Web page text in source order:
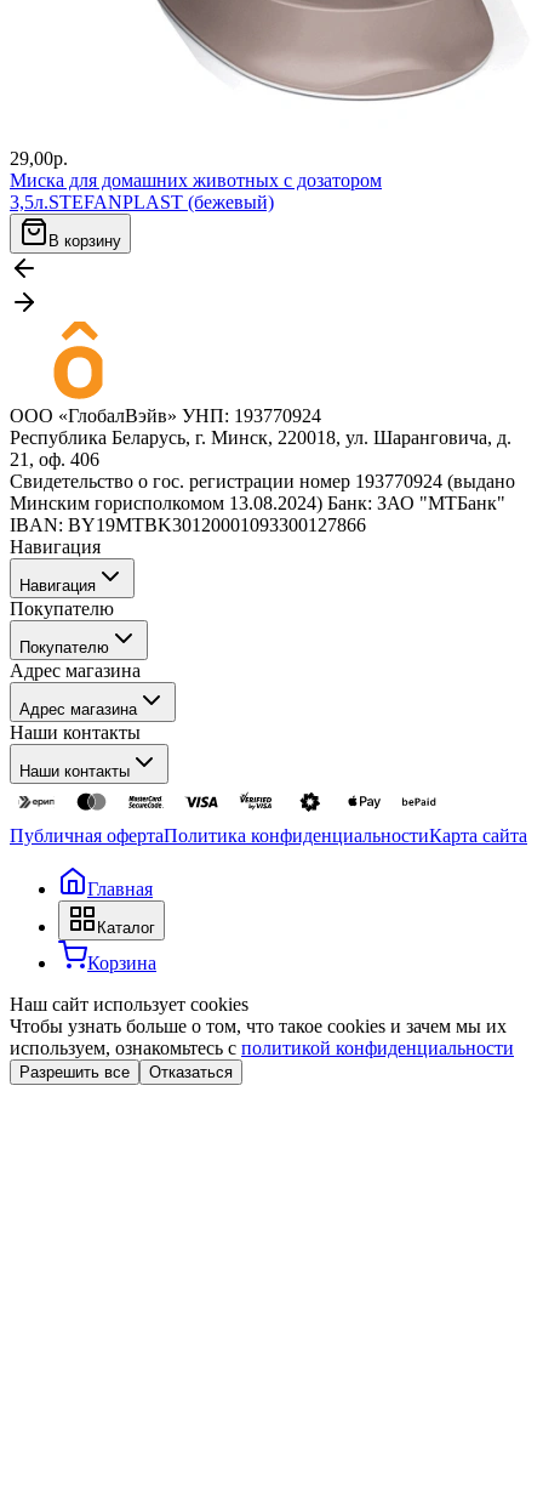
29,00р.
Миска для домашних животных с дозатором
3,5л.STEFANPLAST (бежевый)
В корзину
ООО «ГлобалВэйв» УНП: 193770924
Республика Беларусь, г. Минск, 220018, ул. Шаранговича, д.
21, оф. 406
Свидетельство о гос. регистрации номер 193770924 (выдано
Минским горисполкомом 13.08.2024) Банк: ЗАО "МТБанк"
IBAN: BY19MTBK30120001093300127866
Навигация
Навигация
Каталог
О компании
Стать партнером
Новости
Акции
Покупателю
Покупателю
Как сделать заказ
Оплата
Доставка и самовывоз
Оптовым покупателям
Обмен и возврат товара
Адрес магазина
Адрес магазина
г. Минск, Щомыслицкий сельсовет, 19/1
9:00 – 18:00 (пн-пт)
Наши контакты
Наши контакты
+375 (29) 300-00-07
info@homa.by
Публичная офертаПолитика конфиденциальностиКарта сайта
Главная
Каталог
Корзина
Наш сайт использует cookies
Чтобы узнать больше о том, что такое cookies и зачем мы их
используем, ознакомьтесь с политикой конфиденциальности
Разрешить все Отказаться